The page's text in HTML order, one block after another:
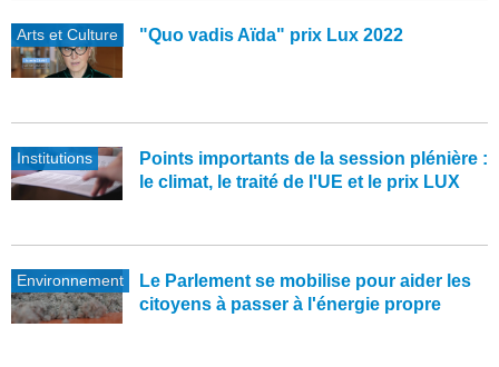
Arts et Culture "Quo vadis Aïda" prix Lux 2022
Institutions
Points importants de la session plénière :
le climat, le traité de l'UE et le prix LUX
Environnement
Le Parlement se mobilise pour aider les
citoyens à passer à l'énergie propre